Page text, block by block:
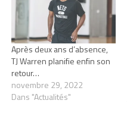
Après deux ans d’absence,
TJ Warren planifie enfin son
retour…
novembre 29, 2022
Dans "Actualités"